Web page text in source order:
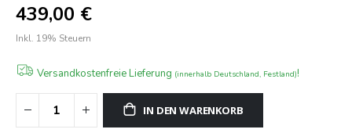
Jede der beiden Türen verbirgt einen Boden, der zusätzlichen
Platz für diverse Gegenstände schafft. Die Kombination aus
zu einer attraktiven Wahl für diejenigen, die ihr Zuhause mit
einem Hauch von Eleganz bereichern möchten. Die Farbe kann
je nach Bildschirmeinstellung abweichen, Sie können gerne
439,00 €
Inkl. 19% Steuern
Versandkostenfreie Lieferung (innerhalb Deutschland, Festland)!
IN DEN WARENKORB